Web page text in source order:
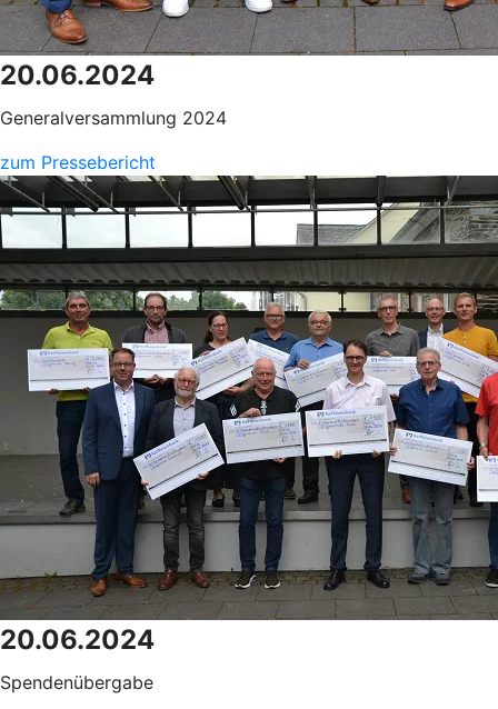
20.06.2024
Generalversammlung 2024
zum Pressebericht
20.06.2024
Spendenübergabe